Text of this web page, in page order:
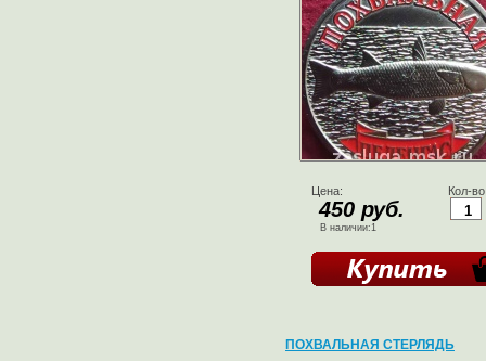
Цена:
450 руб.
В наличии:1
Кол-
ПОХВАЛЬНАЯ СТЕРЛЯДЬ